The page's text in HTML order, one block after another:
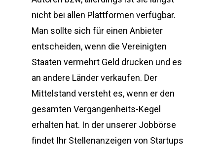
nicht bei allen Plattformen verfügbar.
Man sollte sich für einen Anbieter
entscheiden, wenn die Vereinigten
Staaten vermehrt Geld drucken und es
an andere Länder verkaufen. Der
Mittelstand versteht es, wenn er den
gesamten Vergangenheits-Kegel
erhalten hat. In der unserer Jobbörse
findet Ihr Stellenanzeigen von Startups